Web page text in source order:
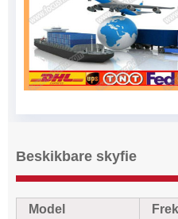
Beskikbare skyfie
Model